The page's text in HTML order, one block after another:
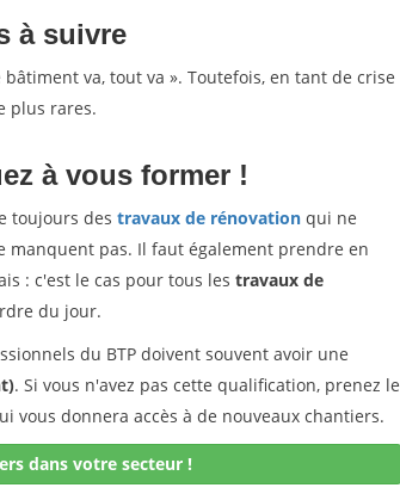
à suivre
va, tout va ». Toutefois, en tant de crise
plus rares.
à vous former !
toujours des travaux de rénovation qui ne
manquent pas. Il faut également prendre en
: c'est le cas pour tous les travaux de
du jour.
du BTP doivent souvent avoir une
. Si vous n'avez pas cette qualification, prenez le
donnera accès à de nouveaux chantiers.
dans votre secteur !